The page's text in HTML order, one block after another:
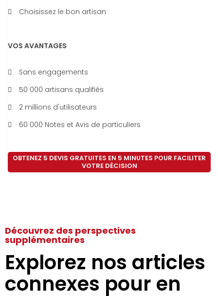
Choisissez le bon artisan
VOS AVANTAGES
Sans engagements
50 000 artisans qualifiés
2 millions d'utilisateurs
60 000 Notes et Avis de particuliers
OBTENEZ 5 DEVIS GRATUITES EN 5 MINUTES POUR FACILITER
VOTRE DÉCISION
Découvrez des perspectives
supplémentaires
Explorez nos articles
connexes pour en